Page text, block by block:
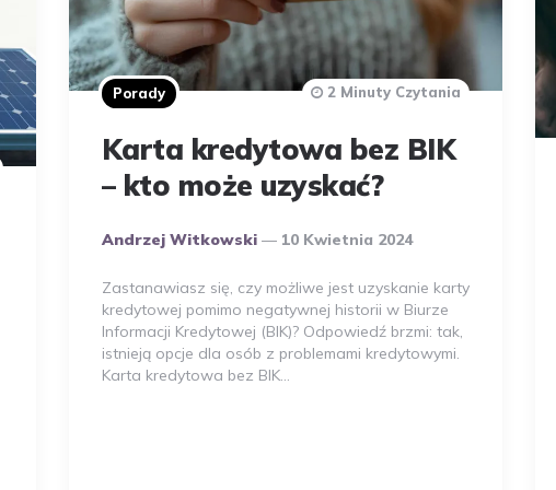
Porady
Karta kredytowa bez BIK
– kto może uzyskać?
Opublikowany
Andrzej Witkowski 10 Kwietnia 2024
2 Minuty Czytania
Zastanawiasz się, czy możliwe jest uzyskanie karty
kredytowej pomimo negatywnej historii w Biurze
Informacji Kredytowej (BIK)? Odpowiedź brzmi: tak,
istnieją opcje dla osób z problemami kredytowymi.
Karta kredytowa bez BIK…